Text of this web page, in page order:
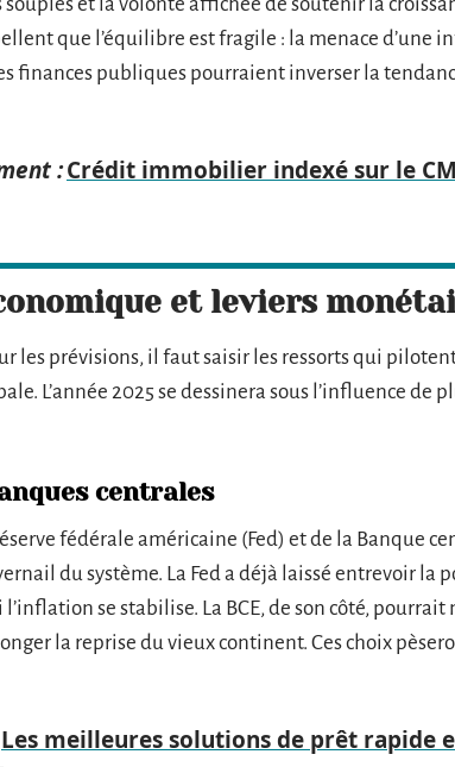
que l’équilibre est fragile : la menace d’une
finances publiques pourraient inverser la
:Crédit immobilier indexé sur le
et leviers
les prévisions, il faut saisir les ressorts qui
L’année 2025 se dessinera sous l’influence de
centrales
fédérale américaine (Fed) et de la Banque
du système. La Fed a déjà laissé entrevoir la
l’inflation se stabilise. La BCE, de son côté,
la reprise du vieux continent. Ces choix
Les meilleures solutions de prêt rapide